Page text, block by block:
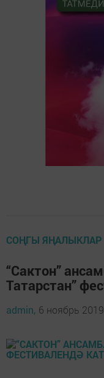
СОҢГЫ ЯҢАЛЫКЛАР
“Сактон”
Татарстан”
admin, 6 ноябрь